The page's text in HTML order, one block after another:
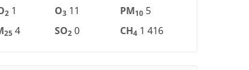
2 1 O3 11 PM10 5
25 4 SO2 0 CH4 1 416